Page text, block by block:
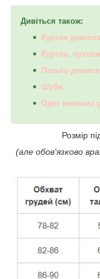
Дивіться також:
Куртки
Куртки,
Пальто
Шуби
Одяг великих
Розмір
(але обов'язково